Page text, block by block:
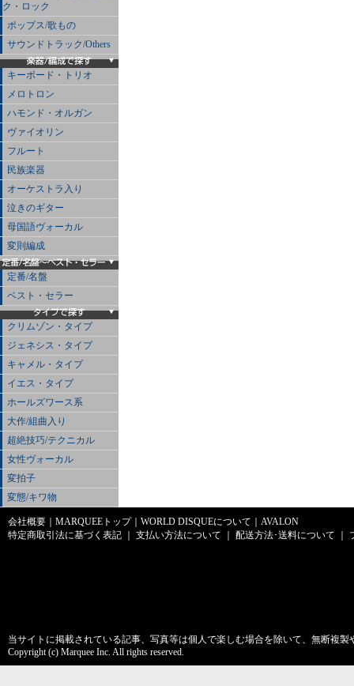
ク・ロック
ポップス/歌もの
サウンドトラック/Others
キーボード・トリオ
メロトロン
ハモンド・オルガン
ヴァイオリン
フルート
民族楽器
オーケストラ入り
泣きのギター
母国語ヴォーカル
変則編成
定番/名盤
ベスト・セラー
クリムゾン・タイプ
ジェネシス・タイプ
キャメル・タイプ
イエス・タイプ
ホールズワース系
大作/組曲入り
超絶技巧/テクニカル
女性ヴォーカル
変拍子
変態/キワ物
会社概要 MARQUEEトップ｜ WORLD DISQUEについて
AVALON
特定商取引法に基づく表記
支払い方法について 配送方法･送料について
当サイトに掲載されている記事、写真等は個人で楽しむ場合を除いて、無断複
Copyright (c) Marquee Inc. All rights reserved.